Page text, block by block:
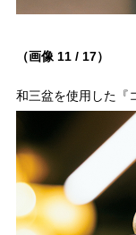
（画像 11 / 17）
和三盆を使用した『